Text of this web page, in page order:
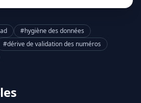
#hygiène des données
#dérive de validation des numéros